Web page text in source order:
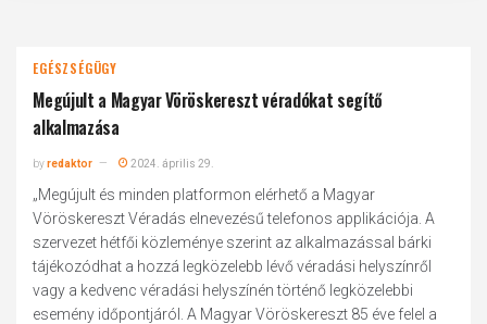
EGÉSZSÉGÜGY
Megújult a Magyar Vöröskereszt véradókat segítő
alkalmazása
byredaktor 2024. április 29.
„Megújult és minden platformon elérhető a Magyar
Vöröskereszt Véradás elnevezésű telefonos applikációja. A
szervezet hétfői közleménye szerint az alkalmazással bárki
tájékozódhat a hozzá legközelebb lévő véradási helyszínről
vagy a kedvenc véradási helyszínén történő legközelebbi
esemény időpontjáról. A Magyar Vöröskereszt 85 éve felel a